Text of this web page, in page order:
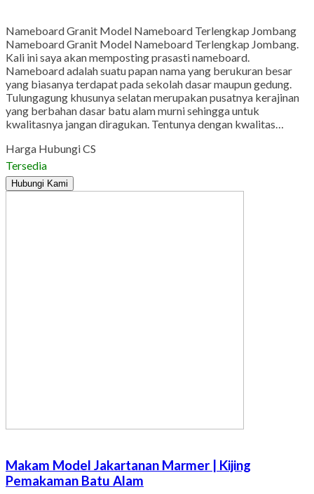
Nameboard Granit Model Nameboard Terlengkap Jombang
Nameboard Granit Model Nameboard Terlengkap Jombang.
Kali ini saya akan memposting prasasti nameboard.
Nameboard adalah suatu papan nama yang berukuran besar
yang biasanya terdapat pada sekolah dasar maupun gedung.
Tulungagung khusunya selatan merupakan pusatnya kerajinan
yang berbahan dasar batu alam murni sehingga untuk
kwalitasnya jangan diragukan. Tentunya dengan kwalitas…
Harga Hubungi CS
Tersedia
Hubungi Kami
Makam Model Jakartanan Marmer | Kijing
Pemakaman Batu Alam